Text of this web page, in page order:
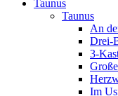
Taunus
Taunus
An
Drei-
3-
Im